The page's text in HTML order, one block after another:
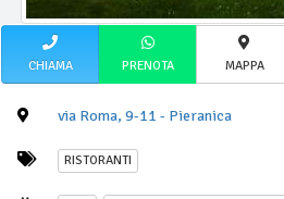
CHIAMA PRENOTA MAPPA
via Roma, 9-11 - Pieranica
RISTORANTI